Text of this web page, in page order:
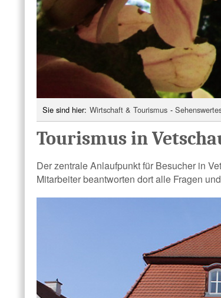
Sie sind hier: Wirtschaft & Tourismus -
Tourismus in
Der zentrale Anlaufpunkt für Besucher in
Mitarbeiter beantworten dort alle Fragen